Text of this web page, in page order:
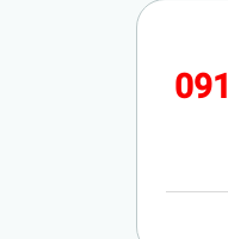
091